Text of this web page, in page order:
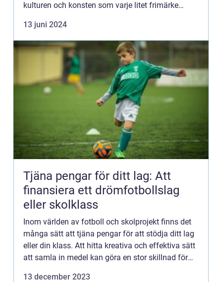
kulturen och konsten som varje litet frimärke
13 juni 2024
Tjäna pengar för ditt lag: Att
finansiera ett drömfotbollslag
eller skolklass
Inom världen av fotboll och skolprojekt finns det
många sätt att tjäna pengar för att stödja ditt lag
eller din klass. Att hitta kreativa och effektiva sätt
att samla in medel kan göra en stor skillnad för
13 december 2023